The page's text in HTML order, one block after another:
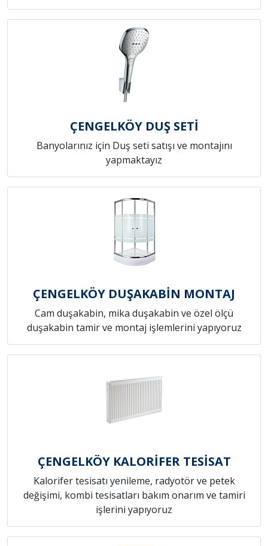
ÇENGELKÖY DUŞ SETİ
Banyolarınız için Duş seti satışı ve montajını
yapmaktayız
ÇENGELKÖY DUŞAKABİN MONTAJ
Cam duşakabin, mika duşakabin ve özel ölçü
duşakabin tamir ve montaj işlemlerini yapıyoruz
ÇENGELKÖY KALORİFER TESİSAT
Kalorifer tesisatı yenileme, radyotör ve petek
değişimi, kombi tesisatları bakım onarım ve tamiri
işlerini yapıyoruz